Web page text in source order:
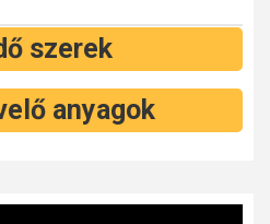
szerek
anyagok